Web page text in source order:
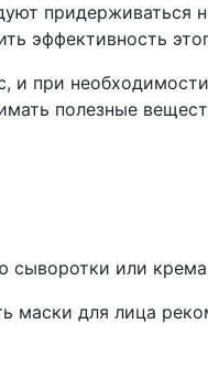
придерживаться
эффективность
и при
полезные
сыворотки или крема
маски для лица